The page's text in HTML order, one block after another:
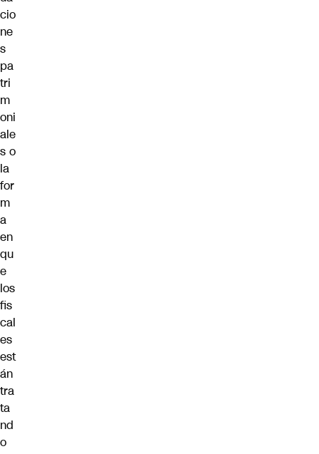
cio
ne
s
pa
tri
m
oni
ale
s o
la
for
m
a
en
qu
e
los
fis
cal
es
est
án
tra
ta
nd
o